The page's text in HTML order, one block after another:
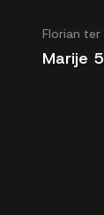
Florian ter
Marije